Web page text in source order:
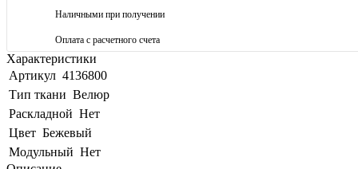
Наличными при получении
Оплата с расчетного счета
Характеристики
Артикул 4136800
Тип ткани Велюр
Раскладной Нет
Цвет Бежевый
Модульный Нет